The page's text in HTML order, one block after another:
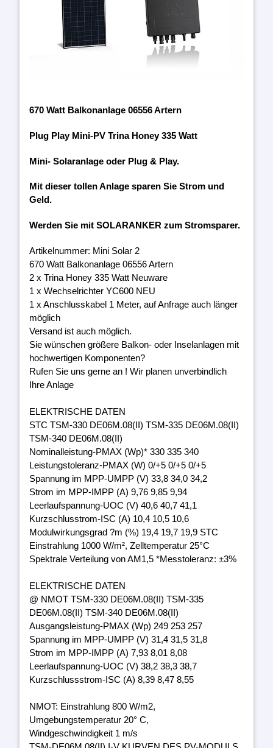
670 Watt Balkonanlage 06556 Artern
Plug Play Mini-PV Trina Honey 335 Watt
Mini- Solaranlage oder Plug & Play.
Mit dieser tollen Anlage sparen Sie Strom und
Geld.
Werden Sie mit SOLARANKER zum Stromsparer.
Artikelnummer: Mini Solar 2
670 Watt Balkonanlage 06556 Artern
2 x Trina Honey 335 Watt Neuware
1 x Wechselrichter YC600 NEU
1 x Anschlusskabel 1 Meter, auf Anfrage auch länger
möglich
Versand ist auch möglich.
Sie wünschen größere Balkon- oder Inselanlagen mit
hochwertigen Komponenten?
Rufen Sie uns gerne an ! Wir planen unverbindlich
Ihre Anlage
ELEKTRISCHE DATEN
STC TSM-330 DE06M.08(II) TSM-335 DE06M.08(II)
TSM-340 DE06M.08(II)
Nominalleistung-PMAX (Wp)* 330 335 340
Leistungstoleranz-PMAX (W) 0/+5 0/+5 0/+5
Spannung im MPP-UMPP (V) 33,8 34,0 34,2
Strom im MPP-IMPP (A) 9,76 9,85 9,94
Leerlaufspannung-UOC (V) 40,6 40,7 41,1
Kurzschlusstrom-ISC (A) 10,4 10,5 10,6
Modulwirkungsgrad ?m (%) 19,4 19,7 19,9 STC
Einstrahlung 1000 W/m², Zelltemperatur 25°C
Spektrale Verteilung von AM1,5 *Messtoleranz: ±3%
ELEKTRISCHE DATEN
@ NMOT TSM-330 DE06M.08(II) TSM-335
DE06M.08(II) TSM-340 DE06M.08(II)
Ausgangsleistung-PMAX (Wp) 249 253 257
Spannung im MPP-UMPP (V) 31,4 31,5 31,8
Strom im MPP-IMPP (A) 7,93 8,01 8,08
Leerlaufspannung-UOC (V) 38,2 38,3 38,7
Kurzschlussstrom-ISC (A) 8,39 8,47 8,55
NMOT: Einstrahlung 800 W/m2,
Umgebungstemperatur 20° C,
Windgeschwindigkeit 1 m/s